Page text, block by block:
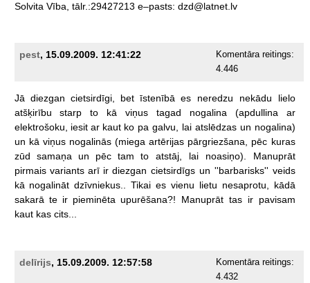
Solvita Vība, tālr.:29427213 e–pasts: dzd@latnet.lv
pest, 15.09.2009. 12:41:22
Komentāra reitings:
4.446
Jā diezgan cietsirdīgi, bet īstenībā es neredzu nekādu
lielo
atšķirību
starp to kā viņus tagad nogalina (apdullina
ar
elektrošoku,
iesit ar kaut ko pa galvu, lai atslēdzas un nogalina)
un kā viņus nogalinās (miega artērijas pārgriezšana, pēc kuras
zūd
samaņa un pēc tam to atstāj, lai noasiņo).
Manuprāt
pirmais variants arī ir diezgan cietsirdīgs un ''barbarisks'' veids
kā nogalināt dzīvniekus.. Tikai es vienu lietu nesaprotu,
kādā
sakarā te ir pieminēta upurēšana?! Manuprāt tas ir pavisam
kaut kas cits...
delīrijs, 15.09.2009. 12:57:58
Komentāra reitings:
4.432